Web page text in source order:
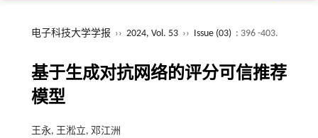
电子科技大学学报 ›› 2024, Vol. 53 ›› Issue (03) : 396 -403.
基于生成对抗网络的评分可信推荐
模型
王永, 王淞立, 邓江洲